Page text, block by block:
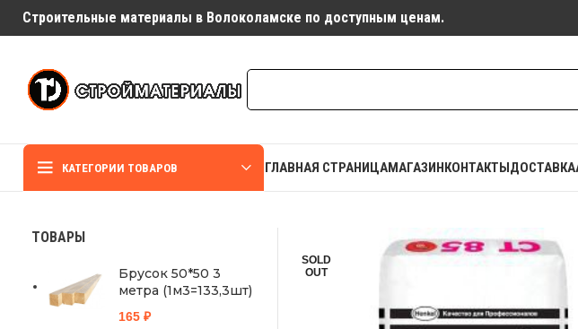
Строительные материалы в Волоколамске по доступным ценам.
КАТЕГОРИИ ТОВАРОВ ГЛАВНАЯ СТРАНИЦАМАГАЗИНКОНТАКТЫДОСТАВКА
SOLD
OUT
ТОВАРЫ
Брусок 50*50 3
метра (1м3=133,3шт)
165 ₽